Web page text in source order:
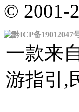
© 2001-
黔ICP备19012047
一款来
游指引,